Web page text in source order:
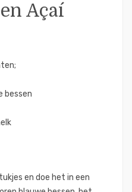
Açaí
bessen
en doe het in een